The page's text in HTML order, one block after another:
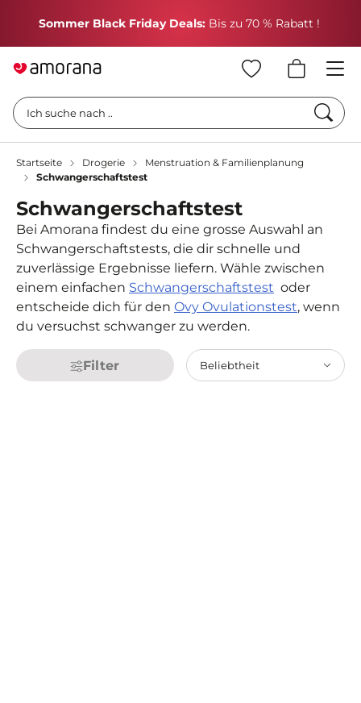
Sommer Black Friday Deals: Bis zu 70 % Rabatt !
Ich suche nach ..
Startseite Drogerie
Menstruation & Familienplanung
Schwangerschaftstest
Schwangerschaftstest
Bei Amorana findest du eine grosse Auswahl an
Schwangerschaftstests, die dir schnelle und
zuverlässige Ergebnisse liefern. Wähle zwischen
einem einfachen Schwangerschaftstest oder
entscheide dich für den Ovy Ovulationstest, wenn
du versuchst schwanger zu werden.
Filter Beliebtheit